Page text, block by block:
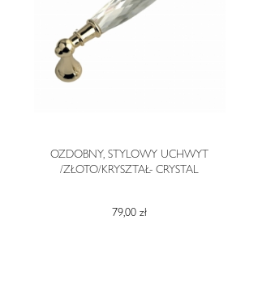
OZDOBNY, STYLOWY UCHWYT
/ZŁOTO/KRYSZTAŁ- CRYSTAL
79,00 zł